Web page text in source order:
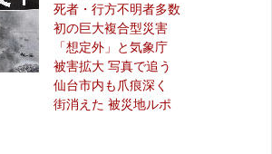
死者・行方不明者多数
初の巨大複合型災害
「想定外」と気象庁
被害拡大 写真で追う
仙台市内も爪痕深く
街消えた 被災地ルポ